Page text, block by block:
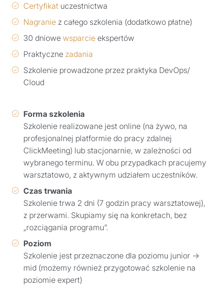
Certyfikat uczestnictwa
Nagranie z całego szkolenia (dodatkowo płatne)
30 dniowe wsparcie ekspertów
Praktyczne zadania
Szkolenie prowadzone przez praktyka DevOps/
Cloud
Forma szkolenia
Szkolenie realizowane jest online (na żywo, na
profesjonalnej platformie do pracy zdalnej
ClickMeeting) lub stacjonarnie, w zależności od
wybranego terminu. W obu przypadkach pracujemy
warsztatowo, z aktywnym udziałem uczestników.
Czas trwania
Szkolenie trwa 2 dni (7 godzin pracy warsztatowej),
z przerwami. Skupiamy się na konkretach, bez
„rozciągania programu”.
Poziom
Szkolenie jest przeznaczone dla poziomu junior →
mid (możemy również przygotować szkolenie na
poziomie expert)